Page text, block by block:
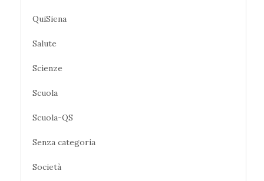
QuiSiena
Salute
Scienze
Scuola
Scuola-QS
Senza categoria
Società